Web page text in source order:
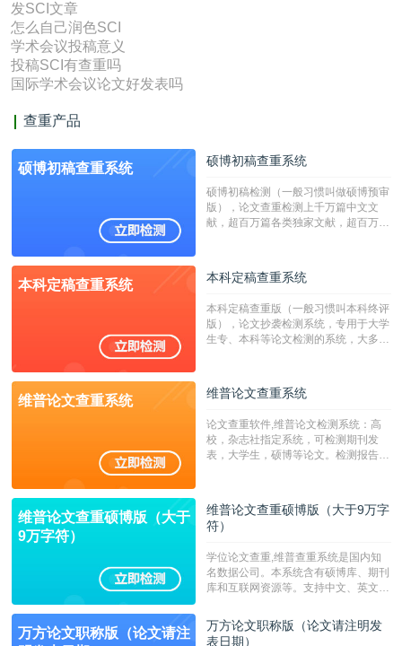
发SCI文章
怎么自己润色SCI
学术会议投稿意义
投稿SCI有查重吗
国际学术会议论文好发表吗
查重产品
硕博初稿查重系统 硕博初稿查重系统
硕博初稿检测（一般习惯叫做硕博预审
版），论文查重检测上千万篇中文文
献，超百万篇各类独家文献，超百万港
校用来检测硕博论文的系统，检测范围
广，数据来源真实，检测算法合理!本
字符数30万）
本科定稿查重系统 本科定稿查重系统
本科定稿查重版（一般习惯叫本科终评
版），论文抄袭检测系统，专用于大学
生专、本科等论文检测的系统，大多数
维普论文查重系统 维普论文查重系统
论文查重软件,维普论文检测系统：高
校，杂志社指定系统，可检测期刊发
表，大学生，硕博等论文。检测报告支
维普论文查重硕博版（大于
9万字符）
维普论文查重硕博版（大于9万字
符）
学位论文查重,维普查重系统是国内知
名数据公司。本系统含有硕博库、期刊
库和互联网资源等。支持中文、英文、
定院校！！！
万方论文职称版（论文请注
万方论文职称版（论文请注明发
表日期）